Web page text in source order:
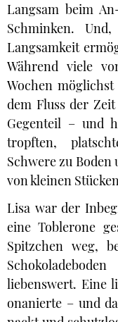
Langsam beim
Schminken.
Langsamkeit
Während viele
Wochen
dem Fluss der
Gegenteil – und
tropften,
Schwere zu
von kleinen
Lisa war der
eine Toblerone
Spitzchen weg,
liebenswert. Eine
onanierte – und